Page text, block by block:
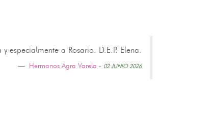
a Rosario. D.E.P. Elena.
Hermanos Agra Varela - 02 JUNIO 2026